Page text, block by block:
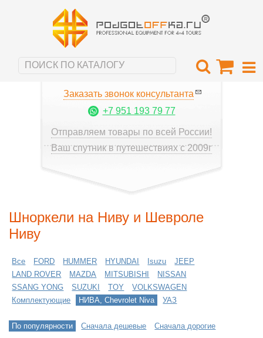
Заказать звонок консультанта
+7 951 193 79 77
Отправляем товары по всей России!
Ваш спутник в путешествиях с 2009г
Шноркели на Ниву и Шевроле
Ниву
Все FORD HUMMER HYUNDAI Isuzu
JEEP
LAND ROVER
MAZDA MITSUBISHI
NISSAN
SSANG YONG
SUZUKI TOY
VOLKSWAGEN
Комплектующие
НИВА, Chevrolet Niva УАЗ
По популярности Сначала дешевые Сначала дорогие